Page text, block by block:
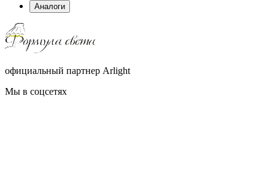
Аналоги
официальный партнер Arlight
Мы в соцсетях